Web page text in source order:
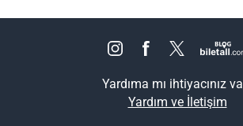
Yardıma mı ihtiyacınız
Yardım ve İletişim